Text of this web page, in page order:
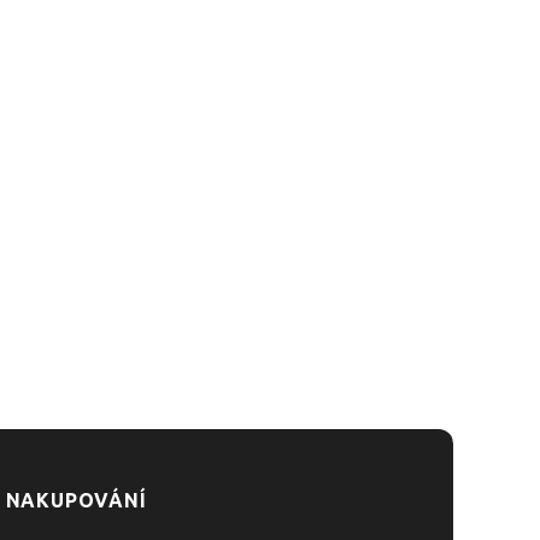
NAKUPOVÁNÍ